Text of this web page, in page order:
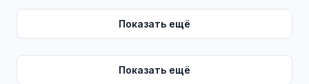
Показать ещё
Показать ещё